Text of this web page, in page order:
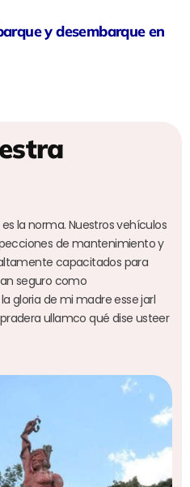
y desembarque en
es la norma. Nuestros vehículos
de mantenimiento y
capacitados para
seguro como
gloria de mi madre esse jarl
ullamco qué dise usteer